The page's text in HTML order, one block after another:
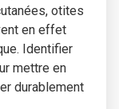
otites
en effet
Identifier
mettre en
durablement